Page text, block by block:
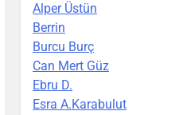
Alper Üstün
Berrin
Burcu Burç
Can Mert Güz
Ebru D.
Esra A.Karabulut